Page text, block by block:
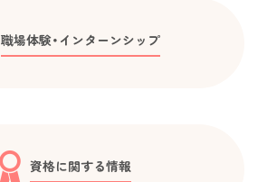
職場体験・インターンシップ
資格に関する情報